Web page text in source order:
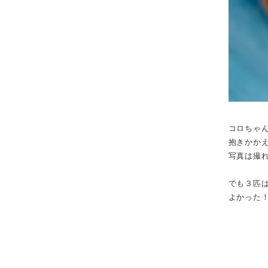
コロちゃ
抱きかか
写真は撮
でも３匹
よかった